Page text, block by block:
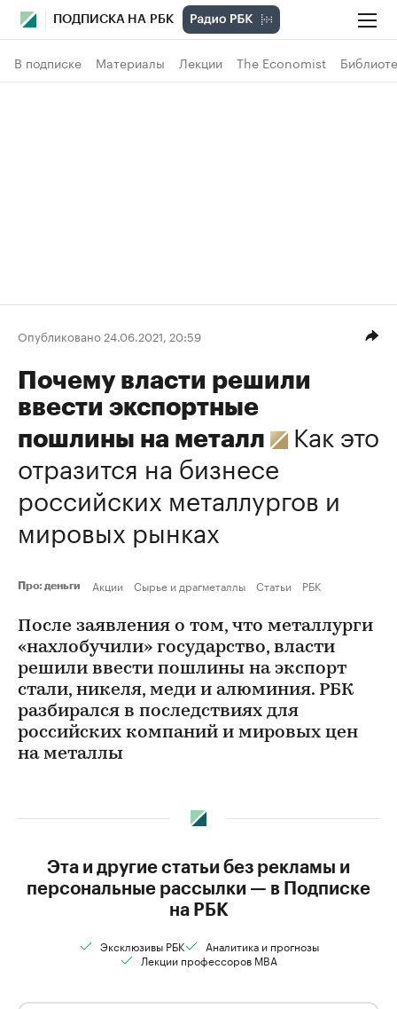
ПОДПИСКА НА РБК
В подписке Материалы Лекции The Economist
Опубликовано 24.06.2021, 20:59
Почему власти решили
ввести экспортные
пошлины на металл
Как это
отразится на бизнесе
российских металлургов и
мировых рынках
Про: деньги Акции Сырье и драгметаллы Статьи РБК
После заявления о том, что металлурги
«нахлобучили» государство, власти
решили ввести пошлины на экспорт
стали, никеля, меди и алюминия. РБК
разбирался в последствиях для
российских компаний и мировых цен
на металлы
Эта и другие статьи без рекламы и
персональные рассылки — в Подписке
на РБК
Эксклюзивы РБК
Аналитика и прогнозы
Лекции профессоров MBA